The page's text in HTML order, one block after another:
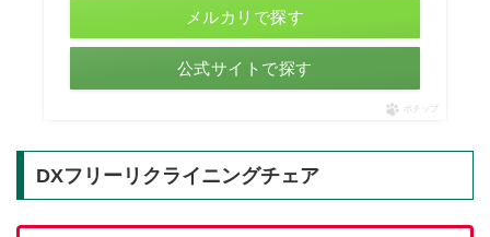
メルカリで探す
公式サイトで探す
ポチップ
DXフリーリクライニングチェア